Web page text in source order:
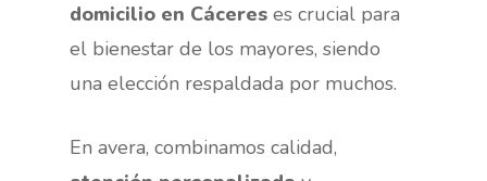
domicilio en Cáceres es crucial para
el bienestar de los mayores, siendo
una elección respaldada por muchos.
En avera, combinamos calidad,